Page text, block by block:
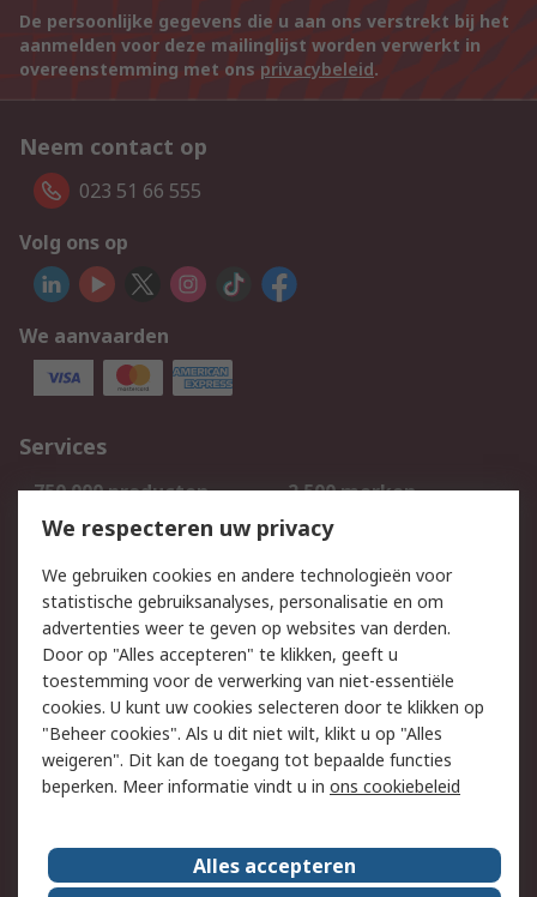
De persoonlijke gegevens die u aan ons verstrekt bij het
aanmelden voor deze mailinglijst worden verwerkt in
overeenstemming met ons privacybeleid.
Neem contact op
023 51 66 555
Volg ons op
We aanvaarden
Services
750.000 producten
2.500 merken
Bestellen
Inkoopoplossingen
Track & Trace
Wettelijk
Cookiebeleid
Email veiligheid
Privacybeleid
Websitevoorwaarden
Algemene
verkoopvoorwaarden
Over RS
We respecteren uw privacy
We gebruiken cookies en andere technologieën voor
statistische gebruiksanalyses, personalisatie en om
advertenties weer te geven op websites van derden.
Door op "Alles accepteren" te klikken, geeft u
toestemming voor de verwerking van niet-essentiële
cookies. U kunt uw cookies selecteren door te klikken op
"Beheer cookies". Als u dit niet wilt, klikt u op "Alles
weigeren". Dit kan de toegang tot bepaalde functies
beperken. Meer informatie vindt u in ons cookiebeleid
Alles accepteren